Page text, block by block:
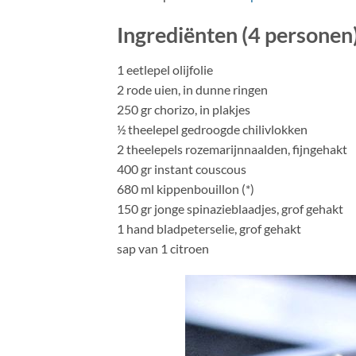
Ingrediënten (4
1 eetlepel olijfolie
2 rode uien, in dunne ringen
250 gr chorizo, in plakjes
½ theelepel gedroogde chilivlokken
2 theelepels rozemarijnnaalden, fijngehakt
400 gr instant couscous
680 ml kippenbouillon (*)
150 gr jonge spinazieblaadjes, grof gehakt
1 hand bladpeterselie, grof gehakt
sap van 1 citroen